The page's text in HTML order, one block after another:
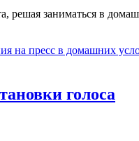
решая заниматься в
на пресс в домашних
голоса